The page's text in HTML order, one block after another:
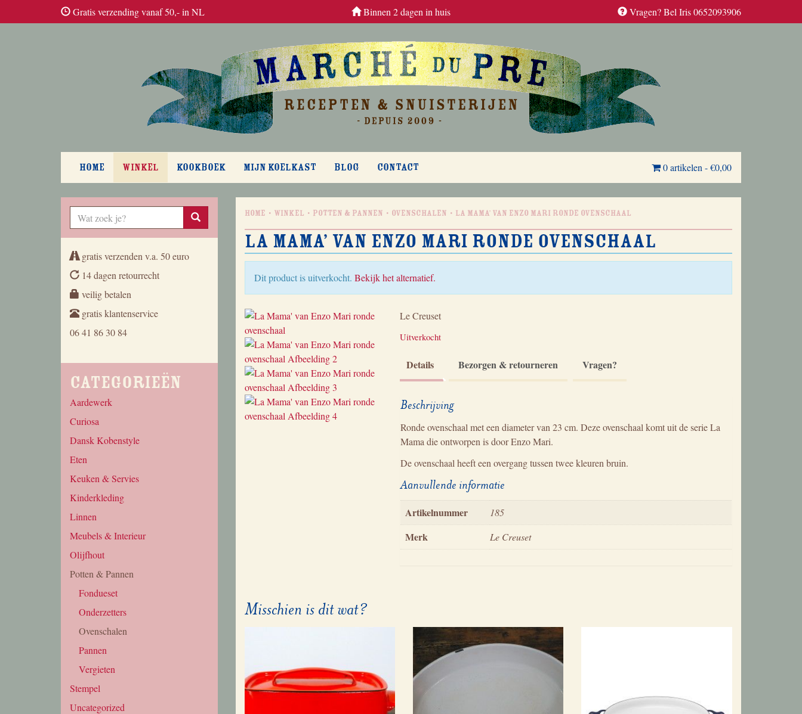
Gratis verzending vanaf 50,- in NL Binnen 2 dagen in huis Vragen? Bel Iris 0652093906
HOME WINKEL KOOKBOEK MIJN KOELKAST BLOG CONTACT 0 artikelen -€0,00
Home Winkel Potten & Pannen Ovenschalen La Mama’ van Enzo Mari ronde ovenschaal
La Mama’ van Enzo Mari ronde ovenschaal
Dit product is uitverkocht. Bekijk het alternatief.
Le Creuset
Uitverkocht
Details Bezorgen & retourneren Vragen?
Beschrijving
Ronde ovenschaal met een diameter van 23 cm. Deze ovenschaal komt uit de serie La
Mama die ontworpen is door Enzo Mari.
De ovenschaal heeft een overgang tussen twee kleuren bruin.
Aanvullende informatie
Artikelnummer 185
Merk Le Creuset
Misschien is dit wat?
gratis verzenden v.a. 50 euro
14 dagen retourrecht
veilig betalen
gratis klantenservice
06 41 86 30 84
Categorieën
Aardewerk
Curiosa
Dansk Kobenstyle
Eten
Keuken & Servies
Kinderkleding
Linnen
Meubels & Interieur
Olijfhout
Potten & Pannen
Fondueset
Onderzetters
Ovenschalen
Pannen
Vergieten
Stempel
Uncategorized